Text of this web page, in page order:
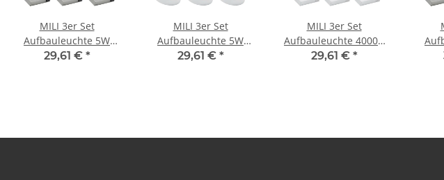
MILI 3er Set
Aufbauleuchte 5W
GX53 3000K Warmweiß
29,61 € *
MILI 3er Set
Aufbauleuchte 5W
GX53 3000K Warmweiss
29,61 € *
MILI 3er Set
Aufbauleuchte 4000K
Tageslicht 230V 520
29,61 € *